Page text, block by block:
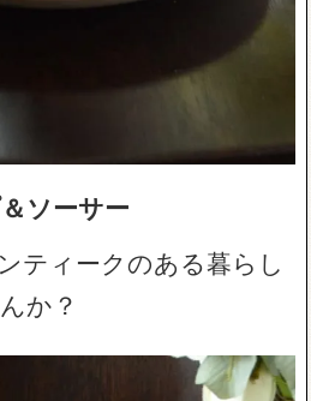
ソーサー
ティークのある暮らし
か？